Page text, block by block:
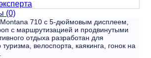
(0)
710 с 5-дюймовым дисплеем,
с маршрутизацией и продвинутыми
отдыха разработан для
велоспорта, каякинга, гонок на